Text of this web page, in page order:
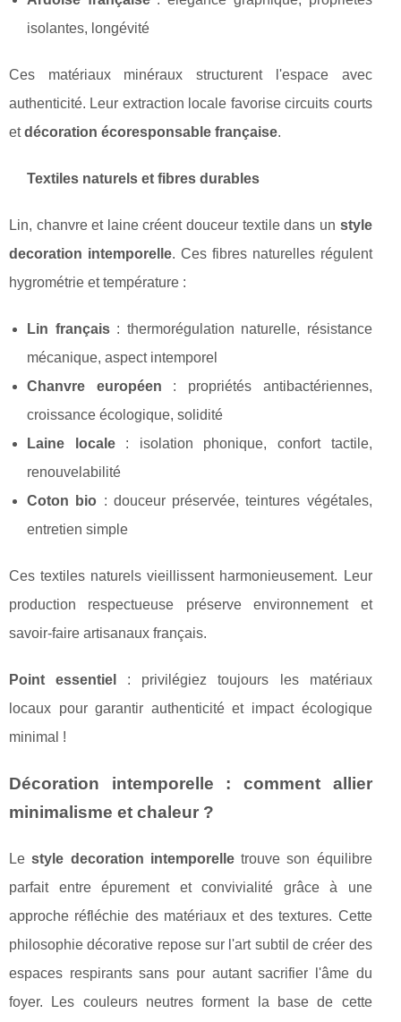
isolantes, longévité
Ces matériaux minéraux structurent l'espace avec
authenticité. Leur extraction locale favorise circuits courts
etdécoration écoresponsable française.
Textiles naturels et fibres durables
Lin, chanvre et laine créent douceur textile dans un style
decoration intemporelle. Ces fibres naturelles régulent
hygrométrie et température :
Lin français: thermorégulation naturelle, résistance
mécanique, aspect intemporel
Chanvre européen : propriétés antibactériennes,
croissance écologique, solidité
Laine locale: isolation phonique, confort tactile,
renouvelabilité
Coton bio : douceur préservée, teintures végétales,
entretien simple
Ces textiles naturels vieillissent harmonieusement. Leur
production respectueuse préserve environnement et
savoir-faire artisanaux français.
Point essentiel
: privilégiez toujours les matériaux
locaux pour garantir authenticité et impact écologique
minimal !
Décoration intemporelle : comment allier
minimalisme et chaleur ?
Lestyle decoration intemporelletrouve son équilibre
parfait entre épurement et convivialité grâce à une
approche réfléchie des matériaux et des textures. Cette
philosophie décorative repose sur l'art subtil de créer des
espaces respirants sans pour autant sacrifier l'âme du
foyer. Les couleurs neutres forment la base de cette